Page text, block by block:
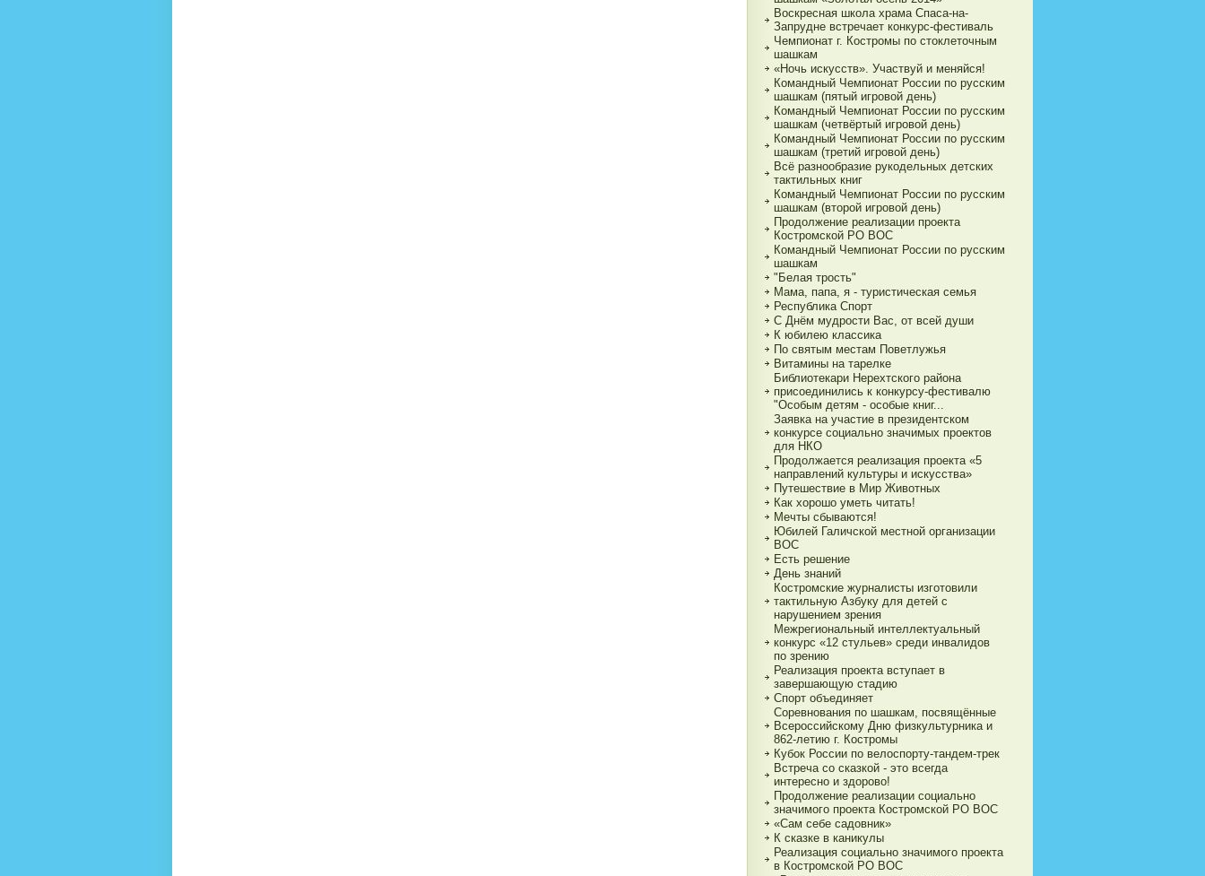
Воскресная школа храма Спаса-на-
Запрудне встречает конкурс-фестиваль
Чемпионат г. Костромы по стоклеточным
шашкам
«Ночь искусств». Участвуй и меняйся!
Командный Чемпионат России по русским
шашкам (пятый игровой день)
Командный Чемпионат России по русским
шашкам (четвёртый игровой день)
Командный Чемпионат России по русским
шашкам (третий игровой день)
Всё разнообразие рукодельных детских
тактильных книг
Командный Чемпионат России по русским
шашкам (второй игровой день)
Продолжение реализации проекта
Костромской РО ВОС
Командный Чемпионат России по русским
шашкам
"Белая трость"
Мама, папа, я - туристическая семья
Республика Спорт
С Днём мудрости Вас, от всей души
К юбилею классика
По святым местам Поветлужья
Витамины на тарелке
Библиотекари Нерехтского района
присоединились к конкурсу-фестивалю
"Особым детям - особые книг...
Заявка на участие в президентском
конкурсе социально значимых проектов
для НКО
Продолжается реализация проекта «5
направлений культуры и искусства»
Путешествие в Мир Животных
Как хорошо уметь читать!
Мечты сбываются!
Юбилей Галичской местной организации
ВОС
Есть решение
День знаний
Костромские журналисты изготовили
тактильную Азбуку для детей с
нарушением зрения
Межрегиональный интеллектуальный
конкурс «12 стульев» среди инвалидов
по зрению
Реализация проекта вступает в
завершающую стадию
Спорт объединяет
Соревнования по шашкам, посвящённые
Всероссийскому Дню физкультурника и
862-летию г. Костромы
Кубок России по велоспорту-тандем-трек
Встреча со сказкой - это всегда
интересно и здорово!
Продолжение реализации социально
значимого проекта Костромской РО ВОС
«Сам себе садовник»
К сказке в каникулы
Реализация социально значимого проекта
в Костромской РО ВОС